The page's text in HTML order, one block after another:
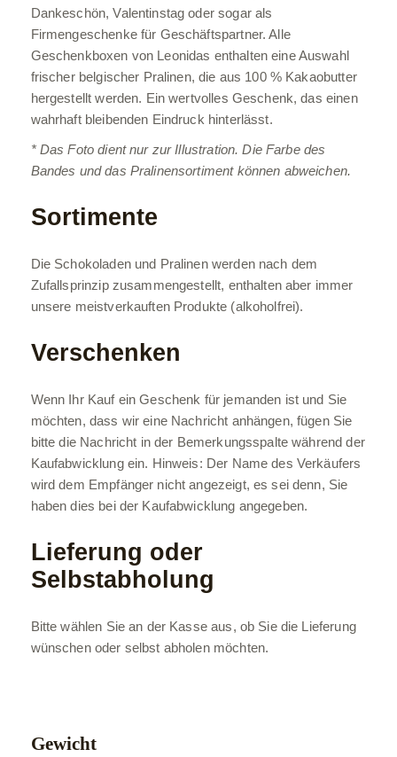
Dankeschön, Valentinstag oder sogar als
Firmengeschenke für Geschäftspartner. Alle
Geschenkboxen von Leonidas enthalten eine Auswahl
frischer belgischer Pralinen, die aus 100 % Kakaobutter
hergestellt werden. Ein wertvolles Geschenk, das einen
wahrhaft bleibenden Eindruck hinterlässt.
* Das Foto dient nur zur Illustration. Die Farbe des
Bandes und das Pralinensortiment können abweichen.
Sortimente
Die Schokoladen und Pralinen werden nach dem
Zufallsprinzip zusammengestellt, enthalten aber immer
unsere meistverkauften Produkte (alkoholfrei).
Verschenken
Wenn Ihr Kauf ein Geschenk für jemanden ist und Sie
möchten, dass wir eine Nachricht anhängen, fügen Sie
bitte die Nachricht in der Bemerkungsspalte während der
Kaufabwicklung ein. Hinweis: Der Name des Verkäufers
wird dem Empfänger nicht angezeigt, es sei denn, Sie
haben dies bei der Kaufabwicklung angegeben.
Lieferung oder
Selbstabholung
Bitte wählen Sie an der Kasse aus, ob Sie die Lieferung
wünschen oder selbst abholen möchten.
Gewicht